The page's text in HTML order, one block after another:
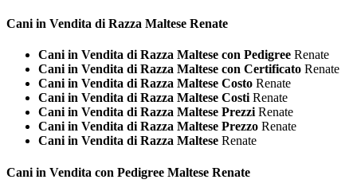
Cani in Vendita di Razza Maltese Renate
Cani in Vendita di Razza Maltese con Pedigree Renate
Cani in Vendita di Razza Maltese con Certificato Renate
Cani in Vendita di Razza Maltese Costo Renate
Cani in Vendita di Razza Maltese CostiRenate
Cani in Vendita di Razza Maltese PrezziRenate
Cani in Vendita di Razza Maltese Prezzo Renate
Cani in Vendita di Razza Maltese Renate
Cani in Vendita con Pedigree Maltese Renate